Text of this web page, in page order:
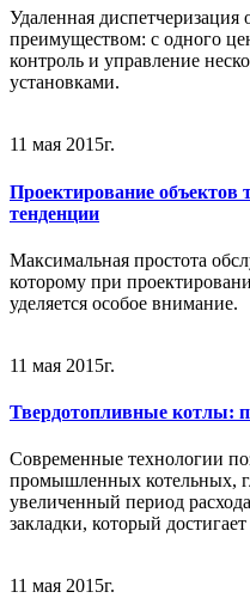
Удаленная диспетчеризация
преимуществом: с одного
контроль и управление
установками.
11 мая 2015г.
Проектирование объектов
тенденции
Максимальная простота
которому при
уделяется особое внимание.
11 мая 2015г.
Твердотопливные котлы:
Современные технологии
промышленных котельных,
увеличенный период
закладки, который
11 мая 2015г.